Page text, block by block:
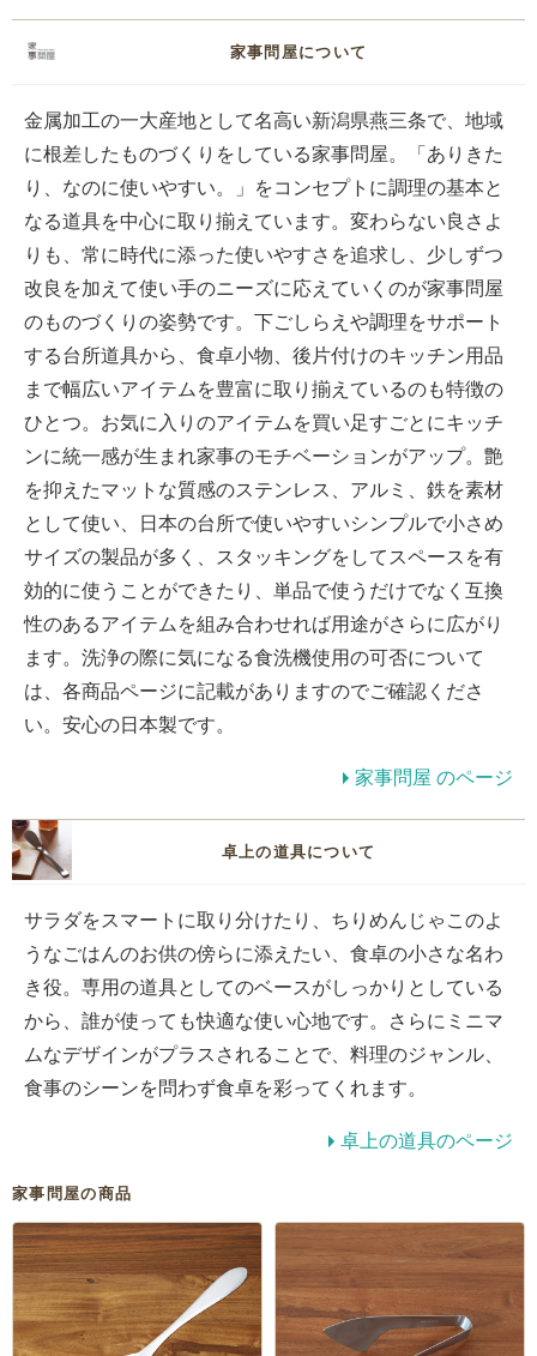
家事問屋について
金属加工の一大産地として名高い新潟県燕三条で、地域
に根差したものづくりをしている家事問屋。「ありきた
り、なのに使いやすい。」をコンセプトに調理の基本と
なる道具を中心に取り揃えています。変わらない良さよ
りも、常に時代に添った使いやすさを追求し、少しずつ
改良を加えて使い手のニーズに応えていくのが家事問屋
のものづくりの姿勢です。下ごしらえや調理をサポート
する台所道具から、食卓小物、後片付けのキッチン用品
まで幅広いアイテムを豊富に取り揃えているのも特徴の
ひとつ。お気に入りのアイテムを買い足すごとにキッチ
ンに統一感が生まれ家事のモチベーションがアップ。艶
を抑えたマットな質感のステンレス、アルミ、鉄を素材
として使い、日本の台所で使いやすいシンプルで小さめ
サイズの製品が多く、スタッキングをしてスペースを有
効的に使うことができたり、単品で使うだけでなく互換
性のあるアイテムを組み合わせれば用途がさらに広がり
ます。洗浄の際に気になる食洗機使用の可否について
は、各商品ページに記載がありますのでご確認くださ
い。安心の日本製です。
家事問屋 のページ
卓上の道具について
サラダをスマートに取り分けたり、ちりめんじゃこのよ
うなごはんのお供の傍らに添えたい、食卓の小さな名わ
き役。専用の道具としてのベースがしっかりとしている
から、誰が使っても快適な使い心地です。さらにミニマ
ムなデザインがプラスされることで、料理のジャンル、
食事のシーンを問わず食卓を彩ってくれます。
卓上の道具のページ
家事問屋の商品